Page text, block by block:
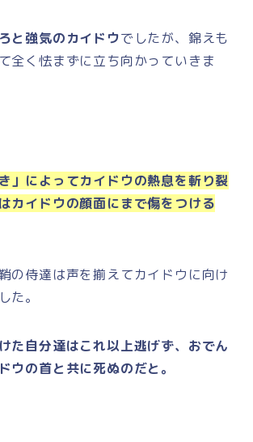
と強気のカイドウでしたが、錦えも
全く怯まずに立ち向かっていきま
」によってカイドウの熱息を斬り裂
カイドウの顔面にまで傷をつける
の侍達は声を揃えてカイドウに向け
た。
た自分達はこれ以上逃げず、おでん
ウの首と共に死ぬのだと。